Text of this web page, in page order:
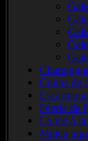
Coups de
Féerie de
La vie à la
Milieu